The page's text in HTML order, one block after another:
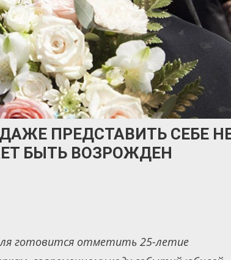
ПРЕДСТАВИТЬ СЕБЕ
БЫТЬ ВОЗРОЖДЕН
готовится отметить 25-летие